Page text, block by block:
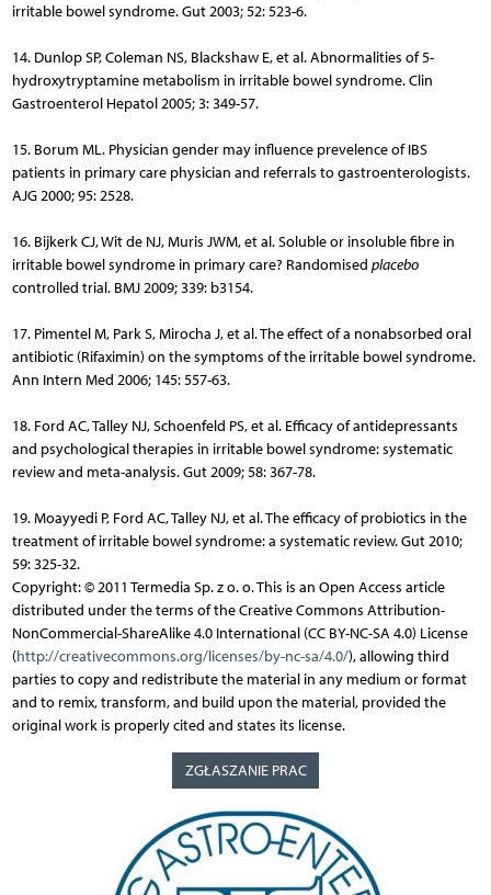
irritable bowel syndrome. Gut 2003; 52: 523-6.
14. Dunlop SP, Coleman NS, Blackshaw E, et al. Abnormalities of 5-
hydroxytryptamine metabolism in irritable bowel syndrome. Clin
Gastroenterol Hepatol 2005; 3: 349-57.
15. Borum ML. Physician gender may influence prevelence of IBS
patients in primary care physician and referrals to gastroenterologists.
AJG 2000; 95: 2528.
16. Bijkerk CJ, Wit de NJ, Muris JWM, et al. Soluble or insoluble fibre in
irritable bowel syndrome in primary care? Randomised placebo
controlled trial. BMJ 2009; 339: b3154.
17. Pimentel M, Park S, Mirocha J, et al. The effect of a nonabsorbed oral
antibiotic (Rifaximin) on the symptoms of the irritable bowel syndrome.
Ann Intern Med 2006; 145: 557-63.
18. Ford AC, Talley NJ, Schoenfeld PS, et al. Efficacy of antidepressants
and psychological therapies in irritable bowel syndrome: systematic
review and meta-analysis. Gut 2009; 58: 367-78.
19. Moayyedi P, Ford AC, Talley NJ, et al. The efficacy of probiotics in the
treatment of irritable bowel syndrome: a systematic review. Gut 2010;
59: 325-32.
Copyright: © 2011 Termedia Sp. z o. o. This is an Open Access article
distributed under the terms of the Creative Commons Attribution-
NonCommercial-ShareAlike 4.0 International (CC BY-NC-SA 4.0) License
(http://creativecommons.org/licenses/by-nc-sa/4.0/), allowing third
parties to copy and redistribute the material in any medium or format
and to remix, transform, and build upon the material, provided the
original work is properly cited and states its license.
ZGŁASZANIE PRAC